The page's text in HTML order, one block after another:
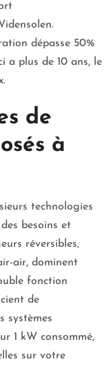
dépasse 50%
a plus de 10 ans, le
de
à
technologies
besoins et
réversibles,
air, dominent
fonction
de
systèmes
1 kW consommé,
sur votre